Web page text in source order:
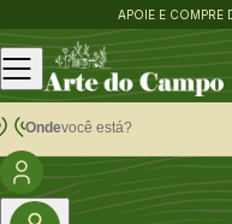
APOIE E COMPRE
Ondevocê está?